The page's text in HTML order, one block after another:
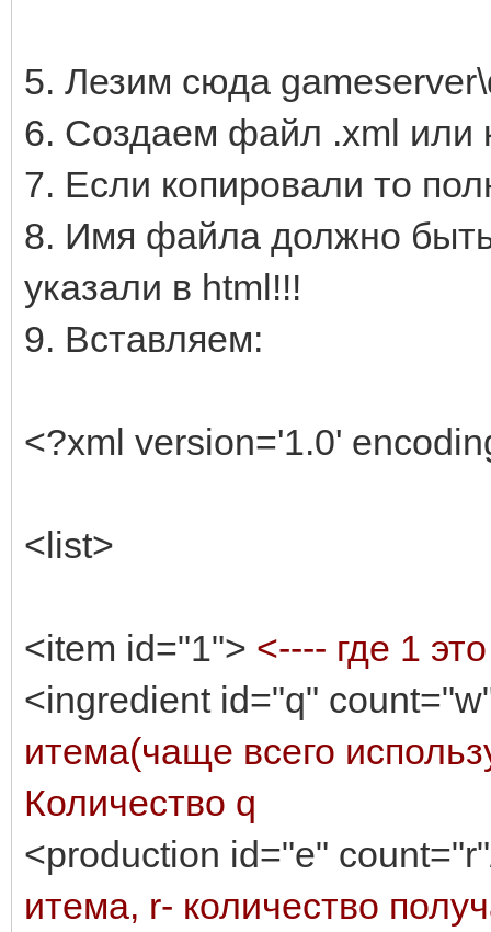
5. Лезим сюда
6. Создаем файл .xml или
7. Если копировали то
8. Имя файла должно
указали в html!!!
9. Вставляем:
<?xml version='1.0'
<list>
<item id="1"> <---- где 1
<ingredient id="q"
итема(чаще всего
Количество q
<production id="e"
итема, r- количество